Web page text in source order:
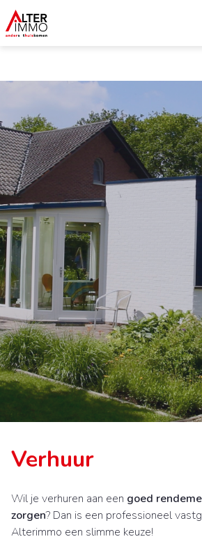
Verhuur
Wil je verhuren aan een goed
zorgen? Dan is een professioneel
Alterimmo een slimme keuze!